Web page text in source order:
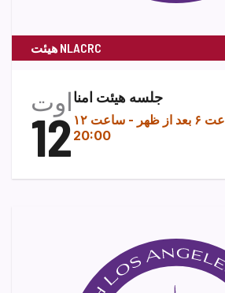
هیئت NLACRC
اوت
12
جلسه هیئت امنا
ظهر - ساعت
20:00